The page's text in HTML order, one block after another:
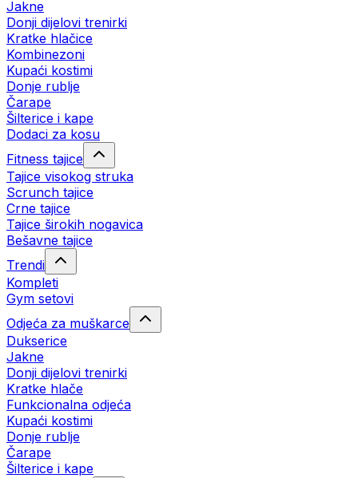
Jakne
Donji dijelovi trenirki
Kratke hlačice
Kombinezoni
Kupaći kostimi
Donje rublje
Čarape
Šilterice i kape
Dodaci za kosu
Fitness tajice
Tajice visokog struka
Scrunch tajice
Crne tajice
Tajice širokih nogavica
Bešavne tajice
Trendi
Kompleti
Gym setovi
Odjeća za muškarce
Dukserice
Jakne
Donji dijelovi trenirki
Kratke hlače
Funkcionalna odjeća
Kupaći kostimi
Donje rublje
Čarape
Šilterice i kape